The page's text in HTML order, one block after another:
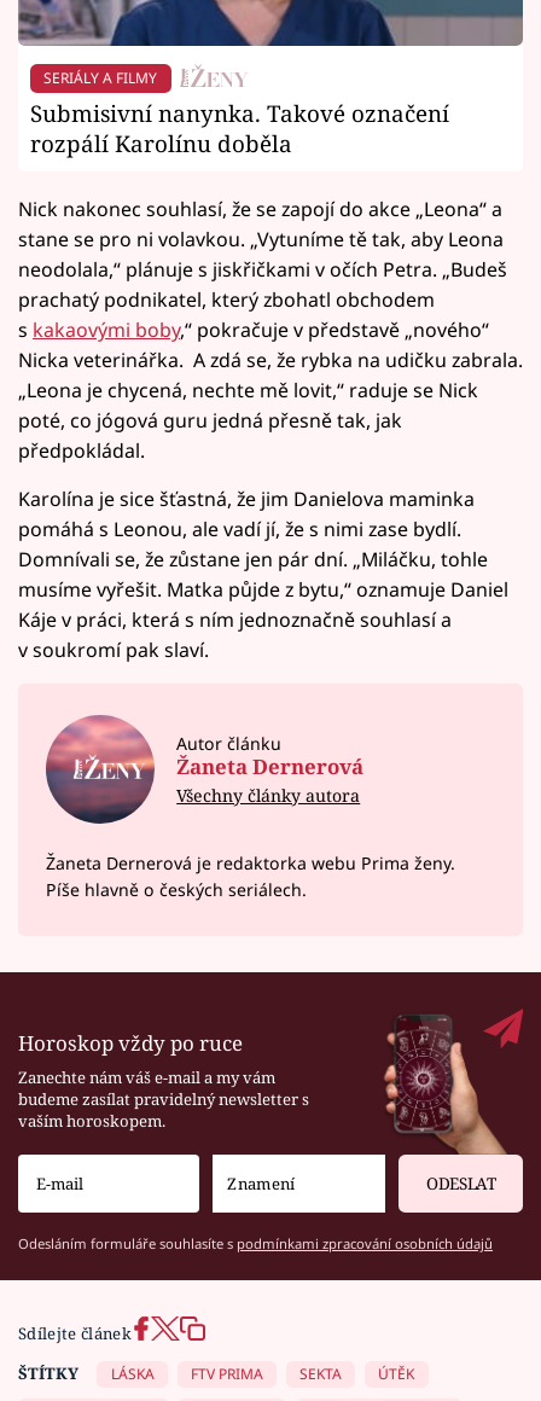
SERIÁLY A FILMY
Submisivní nanynka. Takové označení
rozpálí Karolínu doběla
Nick nakonec souhlasí, že se zapojí do akce „Leona“ a
stane se pro ni volavkou. „Vytuníme tě tak, aby Leona
neodolala,“ plánuje s jiskřičkami v očích Petra. „Budeš
prachatý podnikatel, který zbohatl obchodem
s kakaovými boby,“ pokračuje v představě „nového“
Nicka veterinářka. A zdá se, že rybka na udičku zabrala.
„Leona je chycená, nechte mě lovit,“ raduje se Nick
poté, co jógová guru jedná přesně tak, jak
předpokládal.
Karolína je sice šťastná, že jim Danielova maminka
pomáhá s Leonou, ale vadí jí, že s nimi zase bydlí.
Domnívali se, že zůstane jen pár dní. „Miláčku, tohle
musíme vyřešit. Matka půjde z bytu,“ oznamuje Daniel
Káje v práci, která s ním jednoznačně souhlasí a
v soukromí pak slaví.
Autor článku
Žaneta Dernerová
Všechny články autora
Žaneta Dernerová je redaktorka webu Prima ženy.
Píše hlavně o českých seriálech.
Horoskop vždy po ruce
Zanechte nám váš e-mail a my vám
budeme zasílat pravidelný newsletter s
vaším horoskopem.
ODESLAT
Odesláním formuláře souhlasíte s podmínkami zpracování osobních údajů
Sdílejte článek
ŠTÍTKY
LÁSKA FTV PRIMA SEKTA
ÚTĚK